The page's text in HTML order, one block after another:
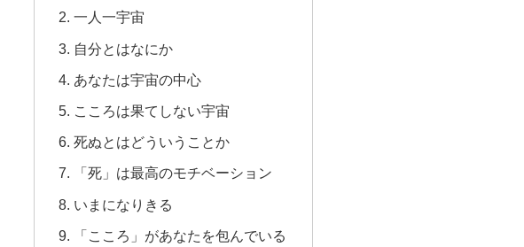
一人一宇宙
自分とはなにか
あなたは宇宙の中心
こころは果てしない宇宙
死ぬとはどういうことか
「死」は最高のモチベーション
いまになりきる
「こころ」があなたを包んでいる